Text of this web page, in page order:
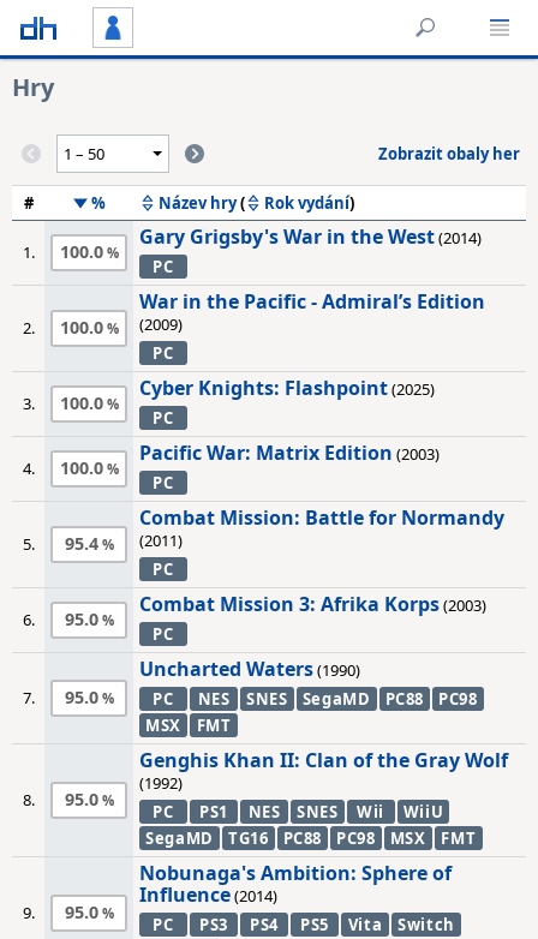
Hry
Zobrazit obaly her
# % Název hry( Rok vydání)
1. 100.0
Gary Grigsby's War in the West(2014)
PC
2. 100.0
War in the Pacific - Admiral’s Edition
(2009)
PC
3. 100.0
Cyber Knights: Flashpoint(2025)
PC
4. 100.0
Pacific War: Matrix Edition (2003)
PC
5. 95.4
Combat Mission: Battle for Normandy
(2011)
PC
6. 95.0
Combat Mission 3: Afrika Korps(2003)
PC
7. 95.0
Uncharted Waters(1990)
PC
NES SNES SegaMD PC88
PC98
MSX
FMT
8. 95.0
Genghis Khan II: Clan of the Gray Wolf
(1992)
PC
PS1 NES SNES Wii
WiiU
SegaMD
TG16 PC88 PC98 MSX FMT
9. 95.0
Nobunaga's Ambition: Sphere of
Influence(2014)
PC
PS3 PS4 PS5 Vita
Switch